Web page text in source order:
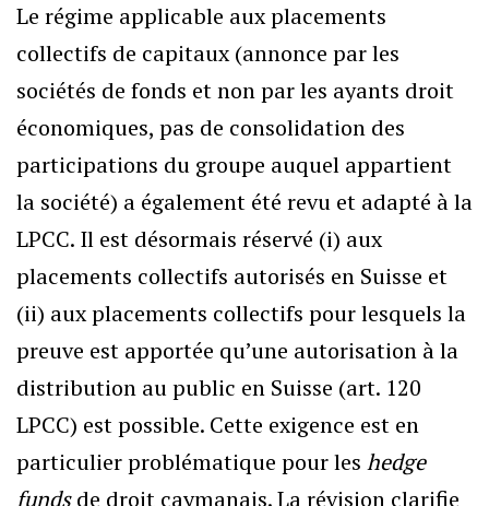
Le régime applicable aux placements
collectifs de capitaux (annonce par les
sociétés de fonds et non par les ayants droit
économiques, pas de consolidation des
participations du groupe auquel appartient
la société) a également été revu et adapté à la
LPCC. Il est désormais réservé (i) aux
placements collectifs autorisés en Suisse et
(ii) aux placements collectifs pour lesquels la
preuve est apportée qu’une autorisation à la
distribution au public en Suisse (art. 120
LPCC) est possible. Cette exigence est en
particulier problématique pour les hedge
fundsde droit caymanais. La révision clarifie